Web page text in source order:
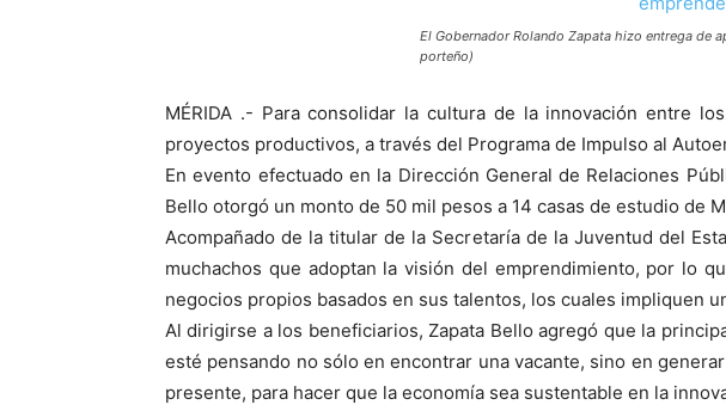
El Gobernador Rolando Zapata hizo entrega de
porteño)
MÉRIDA .- Para consolidar la cultura de la innovación entre
proyectos productivos, a través del Programa de Impulso al
En evento efectuado en la Dirección General de Relaciones
Bello otorgó un monto de 50 mil pesos a 14 casas de estudio de
Acompañado de la titular de la Secretaría de la Juventud del
muchachos que adoptan la visión del emprendimiento, por lo
negocios propios basados en sus talentos, los cuales impliquen
Al dirigirse a los beneficiarios, Zapata Bello agregó que la
esté pensando no sólo en encontrar una vacante, sino en
presente, para hacer que la economía sea sustentable en la